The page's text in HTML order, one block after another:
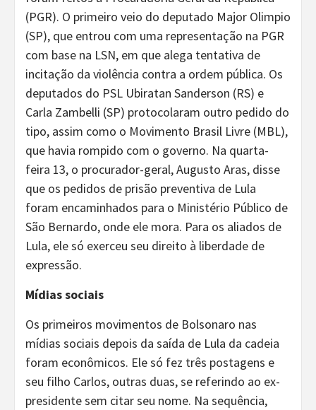
(PGR). O primeiro veio do deputado Major Olimpio
(SP), que entrou com uma representação na PGR
com base na LSN, em que alega tentativa de
incitação da violência contra a ordem pública. Os
deputados do PSL Ubiratan Sanderson (RS) e
Carla Zambelli (SP) protocolaram outro pedido do
tipo, assim como o Movimento Brasil Livre (MBL),
que havia rompido com o governo. Na quarta-
feira 13, o procurador-geral, Augusto Aras, disse
que os pedidos de prisão preventiva de Lula
foram encaminhados para o Ministério Público de
São Bernardo, onde ele mora. Para os aliados de
Lula, ele só exerceu seu direito à liberdade de
expressão.
Mídias sociais
Os primeiros movimentos de Bolsonaro nas
mídias sociais depois da saída de Lula da cadeia
foram econômicos. Ele só fez três postagens e
seu filho Carlos, outras duas, se referindo ao ex-
presidente sem citar seu nome. Na sequência,